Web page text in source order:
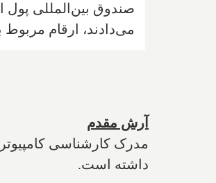
صندوق بین‌المللی پول
می‌دادند، ارقام
آرش مقدم
داشته است.